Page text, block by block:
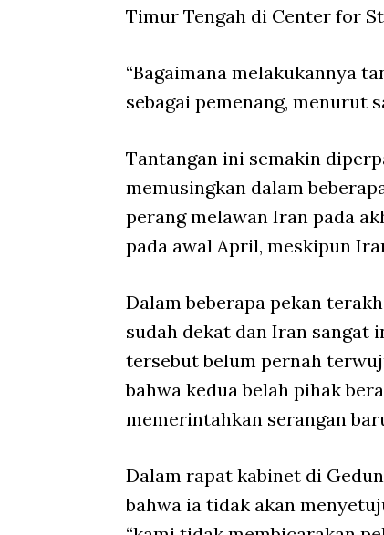
Timur Tengah di Center for
“Bagaimana melakukannya
sebagai pemenang, menurut
Tantangan ini semakin
memusingkan dalam
perang melawan Iran pada
pada awal April, meskipun
Dalam beberapa pekan
sudah dekat dan Iran sangat
tersebut belum pernah
bahwa kedua belah pihak
memerintahkan serangan
Dalam rapat kabinet di
bahwa ia tidak akan